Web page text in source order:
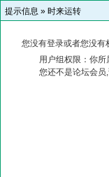
提示信息 » 时来运转
您没有登录或者您没有
用户组权限：你
您还不是论坛会员